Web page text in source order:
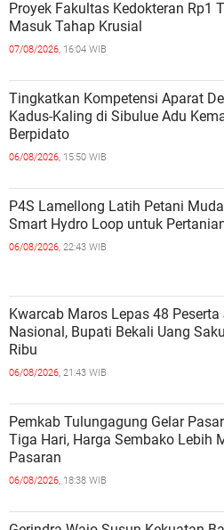
Proyek Fakultas Kedokteran Rp1
Masuk Tahap Krusial
07/08/2026, 16:04 WIB
Tingkatkan Kompetensi Aparat
Kadus-Kaling di Sibulue Adu
Berpidato
06/08/2026, 15:50 WIB
P4S Lamellong Latih Petani
Smart Hydro Loop untuk
06/08/2026, 22:43 WIB
Kwarcab Maros Lepas 48
Nasional, Bupati Bekali Uang
Ribu
06/08/2026, 21:43 WIB
Pemkab Tulungagung Gelar
Tiga Hari, Harga Sembako Lebih
Pasaran
06/08/2026, 18:38 WIB